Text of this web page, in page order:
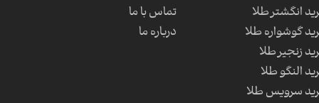
انگشتر طلا
گوشواره طلا
زنجیر طلا
النگو طلا
سرویس طلا
تماس با ما
درباره ما